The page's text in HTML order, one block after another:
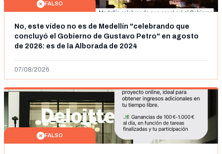
FALSO
No, este vídeo no es de Medellín "celebrando que
concluyó el Gobierno de Gustavo Petro" en agosto
de 2026: es de la Alborada de 2024
07/08/2026
FALSO